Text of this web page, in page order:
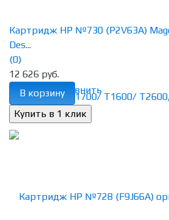
избранное сравнить
Картридж HP №730 (P2V63A)
Des...
(0)
12 626 руб.
В корзину